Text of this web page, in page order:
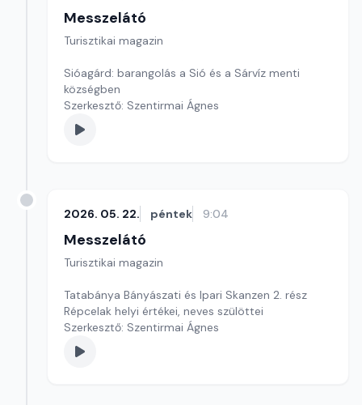
Messzelátó
Turisztikai magazin
Sióagárd: barangolás a Sió és a Sárvíz menti
községben
Szerkesztő: Szentirmai Ágnes
2026. 05. 22. péntek 9:04
Messzelátó
Turisztikai magazin
Tatabánya Bányászati és Ipari Skanzen 2. rész
Répcelak helyi értékei, neves szülöttei
Szerkesztő: Szentirmai Ágnes